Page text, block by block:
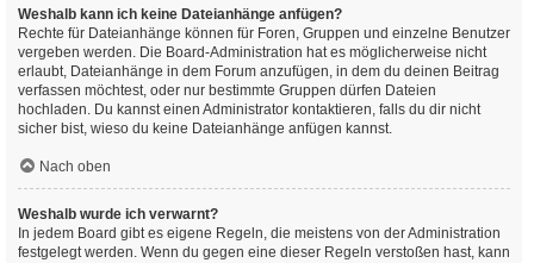
Weshalb kann ich keine Dateianhänge anfügen?
Rechte für Dateianhänge können für Foren, Gruppen und einzelne Benutzer
vergeben werden. Die Board-Administration hat es möglicherweise nicht
erlaubt, Dateianhänge in dem Forum anzufügen, in dem du deinen Beitrag
verfassen möchtest, oder nur bestimmte Gruppen dürfen Dateien
hochladen. Du kannst einen Administrator kontaktieren, falls du dir nicht
sicher bist, wieso du keine Dateianhänge anfügen kannst.
Nach oben
Weshalb wurde ich verwarnt?
In jedem Board gibt es eigene Regeln, die meistens von der Administration
festgelegt werden. Wenn du gegen eine dieser Regeln verstoßen hast, kann